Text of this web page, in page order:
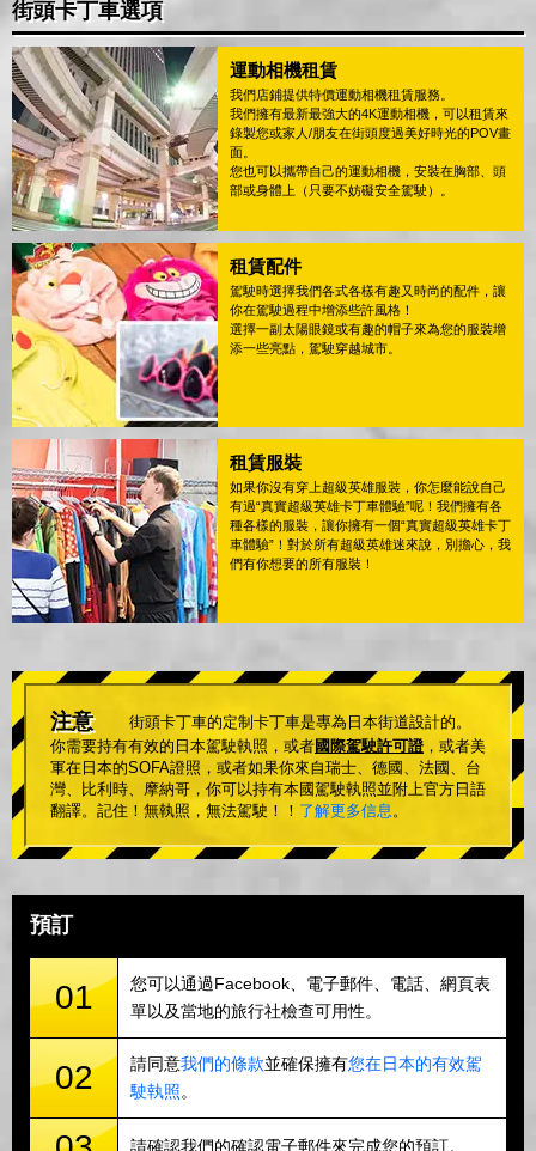
街頭卡丁車選項
運動相機租賃
我們店鋪提供特價運動相機租賃服務。
我們擁有最新最強大的4K運動相機，可以租賃來
錄製您或家人/朋友在街頭度過美好時光的POV畫
面。
您也可以攜帶自己的運動相機，安裝在胸部、頭
部或身體上（只要不妨礙安全駕駛）。
租賃配件
駕駛時選擇我們各式各樣有趣又時尚的配件，讓
你在駕駛過程中增添些許風格！
選擇一副太陽眼鏡或有趣的帽子來為您的服裝增
添一些亮點，駕駛穿越城市。
租賃服裝
如果你沒有穿上超級英雄服裝，你怎麼能說自己
有過“真實超級英雄卡丁車體驗”呢！我們擁有各
種各樣的服裝，讓你擁有一個“真實超級英雄卡丁
車體驗”！對於所有超級英雄迷來說，別擔心，我
們有你想要的所有服裝！
注意
街頭卡丁車的定制卡丁車是專為日本街道設計的。
你需要持有有效的日本駕駛執照，或者國際駕駛許可證 ，或者美
軍在日本的SOFA證照，或者如果你來自瑞士、德國、法國、台
灣、比利時、摩納哥，你可以持有本國駕駛執照並附上官方日語
翻譯。記住！無執照，無法駕駛！！ 了解更多信息。
預訂
01
您可以通過Facebook、電子郵件、電話、網頁表
單以及當地的旅行社檢查可用性。
02 請同意我們的條款並確保擁有您在日本的有效駕
駛執照。
請確認我們的確認電子郵件來完成您的預訂。